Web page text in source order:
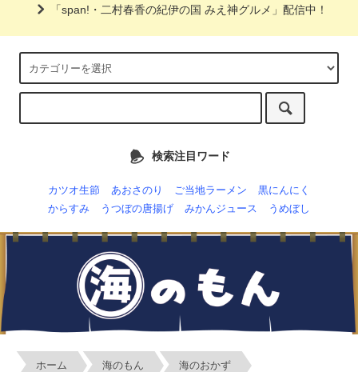
「span!・二村春香の紀伊の国 みえ神グルメ」配信中！
検索注目ワード
カツオ生節 あおさのり ご当地ラーメン
黒にんにく
からすみ
うつぼの唐揚げ みかんジュース うめぼし
ホーム 海のもん 海のおかず